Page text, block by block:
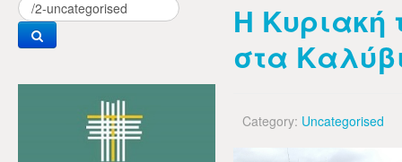
Η Κυριακή
στα
Category: Uncategorised